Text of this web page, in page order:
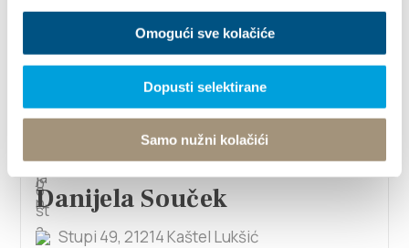
Omogući sve kolačiće
Dopusti selektirane
Samo nužni kolačići
Danijela Krivić
Primorska ulica 36, 21214 Kaštel Gomilica
+385955244682
pansionkrivic@gmail.com
Danijela Souček
Stupi 49, 21214 Kaštel Lukšić